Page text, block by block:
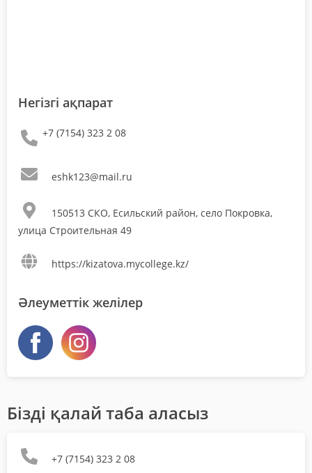
Негізгі ақпарат
+7 (7154) 323 2 08
eshk123@mail.ru
150513 СКО, Есильский район, село Покровка,
улица Строительная 49
https://kizatova.mycollege.kz/
Әлеуметтік желілер
Бізді қалай таба аласыз
+7 (7154) 323 2 08